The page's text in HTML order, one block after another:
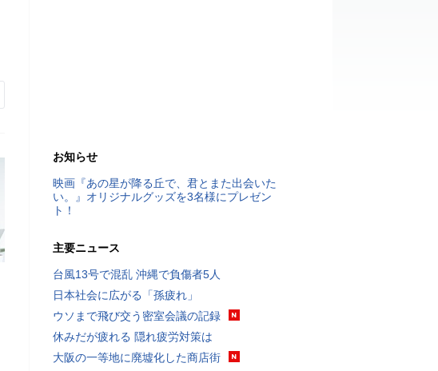
お知らせ
映画『あの星が降る丘で、君とまた出会いた
い。』オリジナルグッズを3名様にプレゼン
ト！
主要ニュース
台風13号で混乱 沖縄で負傷者5人
日本社会に広がる「孫疲れ」
ウソまで飛び交う密室会議の記録
休みだが疲れる 隠れ疲労対策は
大阪の一等地に廃墟化した商店街